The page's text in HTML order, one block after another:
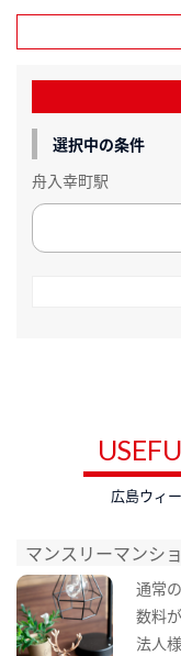
選択中の条件
舟入幸町駅
広島ウィ
マンスリーマンシ
通常
数料
法人